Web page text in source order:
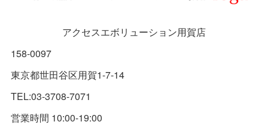
アクセスエボリューション用賀店
158-0097
東京都世田谷区用賀1-7-14
TEL:03-3708-7071
営業時間 10:00-19:00